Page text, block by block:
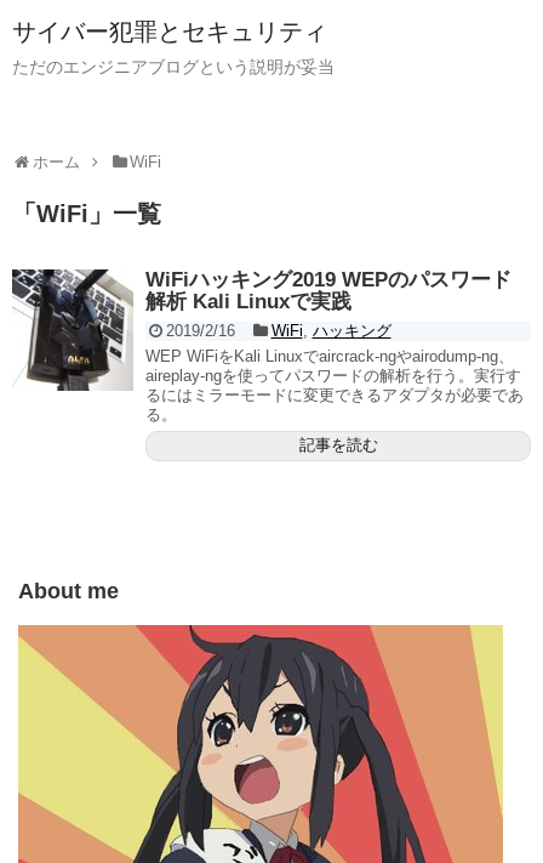
サイバー犯罪とセキュリティ
ただのエンジニアブログという説明が妥当
ホーム WiFi
「 WiFi 」 一覧
WiFiハッキング2019 WEPのパスワード
解析 Kali Linuxで実践
2019/2/16 WiFi, ハッキング
WEP WiFiをKali Linuxでaircrack-ngやairodump-ng、
aireplay-ngを使ってパスワードの解析を行う。実行す
るにはミラーモードに変更できるアダプタが必要であ
る。
記事を読む
About me